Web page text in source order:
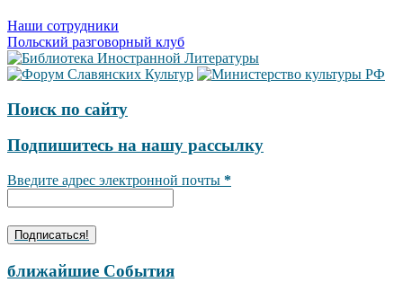
Наши сотрудники
Польский разговорный клуб
Поиск по сайту
Подпишитесь на нашу рассылку
Введите адрес электронной почты *
ближайшие События